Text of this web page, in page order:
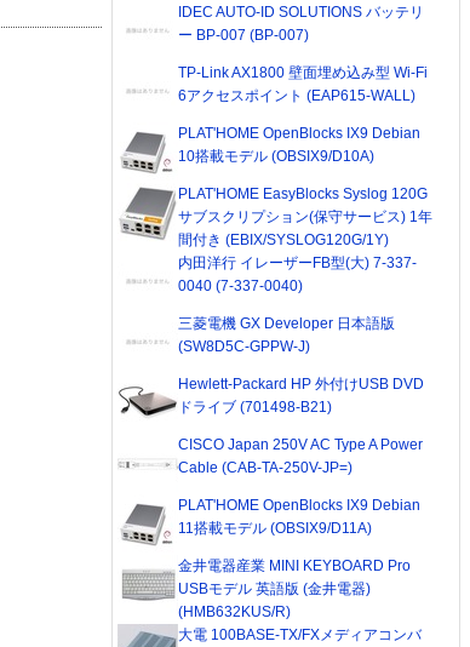
IDEC AUTO-ID SOLUTIONS バッテリ
ー BP-007 (BP-007)
TP-Link AX1800 壁面埋め込み型 Wi-Fi
6アクセスポイント (EAP615-WALL)
PLAT'HOME OpenBlocks IX9 Debian
10搭載モデル (OBSIX9/D10A)
PLAT'HOME EasyBlocks Syslog 120G
サブスクリプション(保守サービス) 1年
間付き (EBIX/SYSLOG120G/1Y)
内田洋行 イレーザーFB型(大) 7-337-
0040 (7-337-0040)
三菱電機 GX Developer 日本語版
(SW8D5C-GPPW-J)
Hewlett-Packard HP 外付けUSB DVD
ドライブ (701498-B21)
CISCO Japan 250V AC Type A Power
Cable (CAB-TA-250V-JP=)
PLAT'HOME OpenBlocks IX9 Debian
11搭載モデル (OBSIX9/D11A)
金井電器産業 MINI KEYBOARD Pro
USBモデル 英語版 (金井電器)
(HMB632KUS/R)
大電 100BASE-TX/FXメディアコンバ